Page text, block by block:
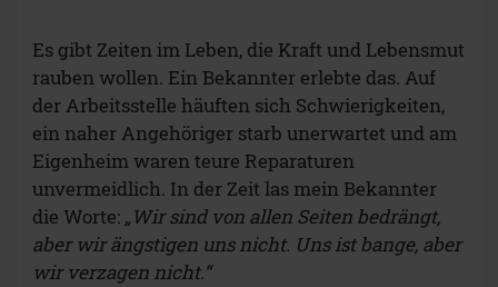
Es gibt Zeiten im Leben, die Kraft und Lebensmut
rauben wollen. Ein Bekannter erlebte das. Auf
der Arbeitsstelle häuften sich Schwierigkeiten,
ein naher Angehöriger starb unerwartet und am
Eigenheim waren teure Reparaturen
unvermeidlich. In der Zeit las mein Bekannter
die Worte: „Wir sind von allen Seiten bedrängt,
aber wir ängstigen uns nicht. Uns ist bange, aber
wir verzagen nicht.“